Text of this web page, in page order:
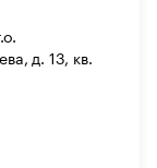
д. 13, кв.